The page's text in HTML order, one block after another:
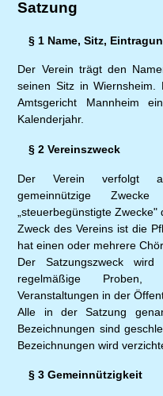
Satzung
§ 1 Name, Sitz,
Der Verein trägt den
seinen Sitz in
Amtsgericht Mannheim
Kalenderjahr.
§ 2 Vereinszweck
Der Verein verfolgt
gemeinnützige
„steuerbegünstigte Zwecke"
Zweck des Vereins ist die
hat einen oder mehrere
Der Satzungszweck wird
regelmäßige Proben,
Veranstaltungen in der
Alle in der Satzung
Bezeichnungen sind
Bezeichnungen wird
§ 3 Gemeinnützigkeit